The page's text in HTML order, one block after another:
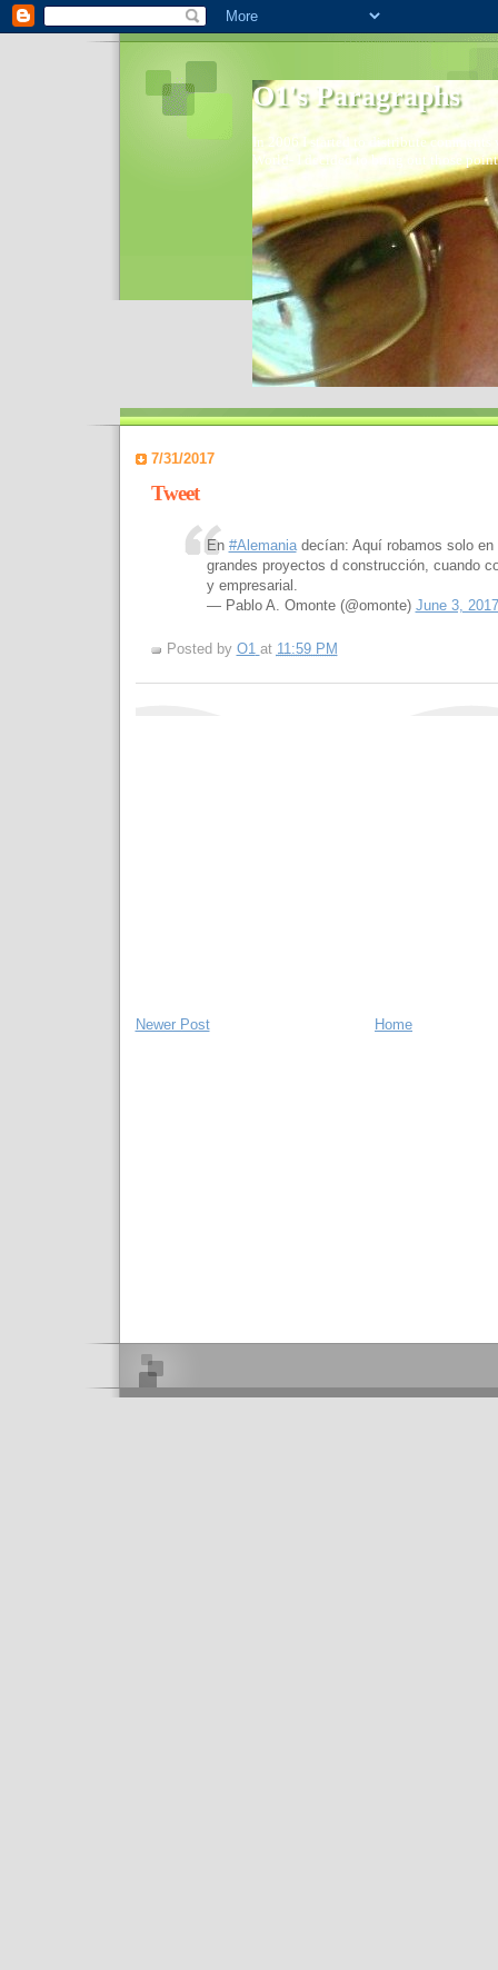
O1's Paragraphs
In 2006 I started to distribute
World- I decided to bring out those
7/31/2017
Tweet
En #Alemaniadecían: Aquí robamos solo en
grandes proyectos d construcción, cuando
y empresarial.
— Pablo A. Omonte (@omonte) June 3, 2017
Posted by O1 at 11:59 PM
Newer Post Home